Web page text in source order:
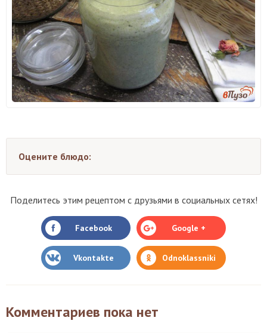
Оцените блюдо:
Поделитесь этим рецептом с друзьями в социальных сетях!
Facebook Google +
Vkontakte Odnoklassniki
Комментариев пока нет